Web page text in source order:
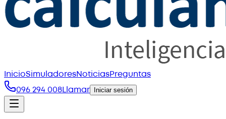
InicioSimuladoresNoticiasPreguntas
096 294 008Llamar Iniciar sesión